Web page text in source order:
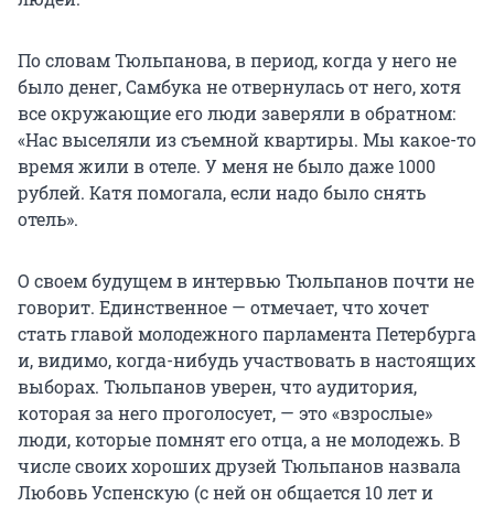
По словам Тюльпанова, в период, когда у него не
было денег, Самбука не отвернулась от него, хотя
все окружающие его люди заверяли в обратном:
«Нас выселяли из съемной квартиры. Мы какое-то
время жили в отеле. У меня не было даже 1000
рублей. Катя помогала, если надо было снять
отель».
О своем будущем в интервью Тюльпанов почти не
говорит. Единственное — отмечает, что хочет
стать главой молодежного парламента Петербурга
и, видимо, когда-нибудь участвовать в настоящих
выборах. Тюльпанов уверен, что аудитория,
которая за него проголосует, — это «взрослые»
люди, которые помнят его отца, а не молодежь. В
числе своих хороших друзей Тюльпанов назвала
Любовь Успенскую (с ней он общается 10 лет и